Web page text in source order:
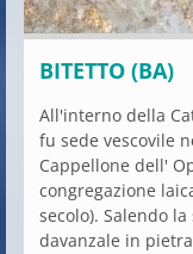
BITETTO (BA)
All'interno della
fu sede vescovile
Cappellone dell'
congregazione
secolo). Salendo
davanzale in